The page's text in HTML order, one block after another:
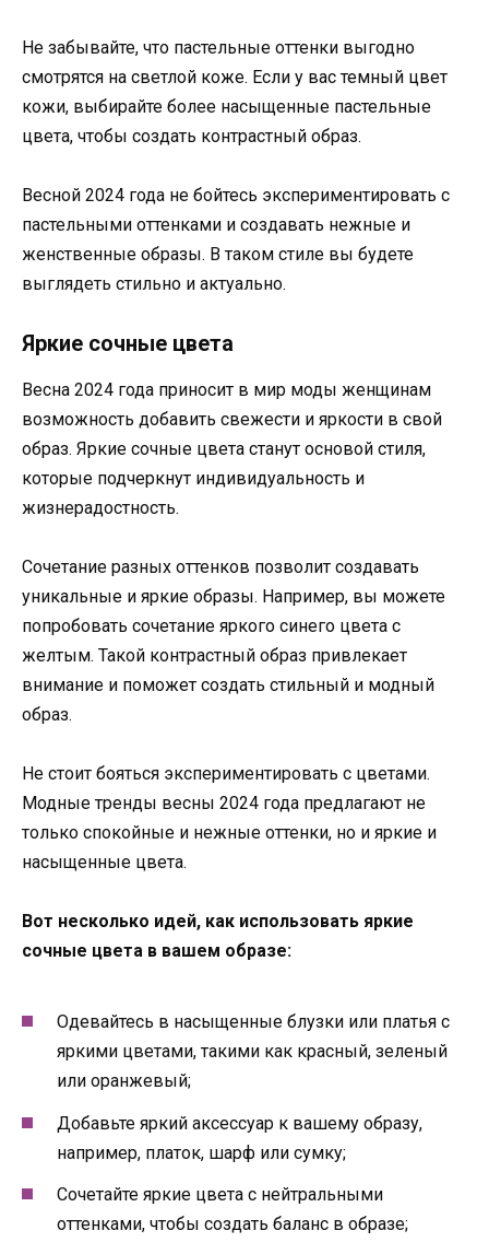
Не забывайте, что пастельные оттенки выгодно
смотрятся на светлой коже. Если у вас темный цвет
кожи, выбирайте более насыщенные пастельные
цвета, чтобы создать контрастный образ.
Весной 2024 года не бойтесь экспериментировать с
пастельными оттенками и создавать нежные и
женственные образы. В таком стиле вы будете
выглядеть стильно и актуально.
Яркие сочные цвета
Весна 2024 года приносит в мир моды женщинам
возможность добавить свежести и яркости в свой
образ. Яркие сочные цвета станут основой стиля,
которые подчеркнут индивидуальность и
жизнерадостность.
Сочетание разных оттенков позволит создавать
уникальные и яркие образы. Например, вы можете
попробовать сочетание яркого синего цвета с
желтым. Такой контрастный образ привлекает
внимание и поможет создать стильный и модный
образ.
Не стоит бояться экспериментировать с цветами.
Модные тренды весны 2024 года предлагают не
только спокойные и нежные оттенки, но и яркие и
насыщенные цвета.
Вот несколько идей, как использовать яркие
сочные цвета в вашем образе:
Одевайтесь в насыщенные блузки или платья с
яркими цветами, такими как красный, зеленый
или оранжевый;
Добавьте яркий аксессуар к вашему образу,
например, платок, шарф или сумку;
Сочетайте яркие цвета с нейтральными
оттенками, чтобы создать баланс в образе;